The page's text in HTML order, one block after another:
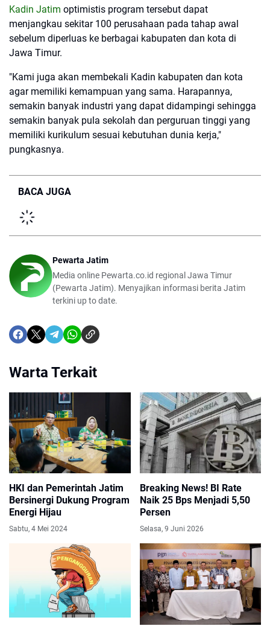
Kadin Jatim optimistis program tersebut dapat
menjangkau sekitar 100 perusahaan pada tahap awal
sebelum diperluas ke berbagai kabupaten dan kota di
Jawa Timur.
"Kami juga akan membekali Kadin kabupaten dan kota
agar memiliki kemampuan yang sama. Harapannya,
semakin banyak industri yang dapat didampingi sehingga
semakin banyak pula sekolah dan perguruan tinggi yang
memiliki kurikulum sesuai kebutuhan dunia kerja,"
pungkasnya.
BACA JUGA
Pewarta Jatim
Media online Pewarta.co.id regional Jawa Timur
(Pewarta Jatim). Menyajikan informasi berita Jatim
terkini up to date.
Warta Terkait
HKI dan Pemerintah Jatim
Bersinergi Dukung Program
Energi Hijau
Sabtu, 4 Mei 2024
Breaking News! BI Rate
Naik 25 Bps Menjadi 5,50
Persen
Selasa, 9 Juni 2026